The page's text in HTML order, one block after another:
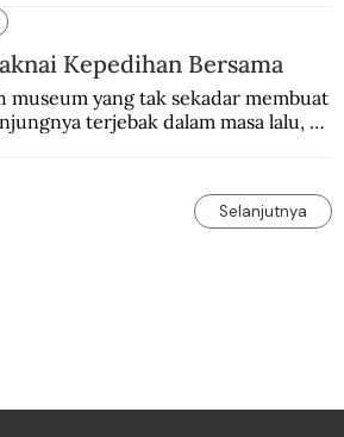
Kepedihan Bersama
museum yang tak sekadar membuat
terjebak dalam masa lalu,
Selanjutnya